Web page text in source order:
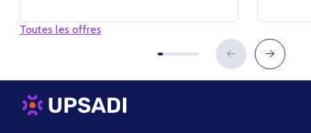
Toutes les offres